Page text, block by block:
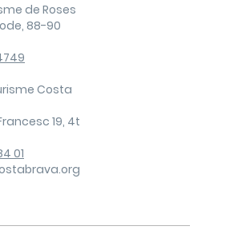
de Roses
88-90
Costa
19, 4t
01